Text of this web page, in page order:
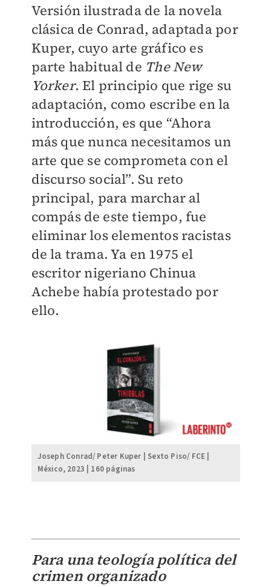
Versión ilustrada de la novela
clásica de Conrad, adaptada por
Kuper, cuyo arte gráfico es
parte habitual de The New
Yorker. El principio que rige su
adaptación, como escribe en la
introducción, es que “Ahora
más que nunca necesitamos un
arte que se comprometa con el
discurso social”. Su reto
principal, para marchar al
compás de este tiempo, fue
eliminar los elementos racistas
de la trama. Ya en 1975 el
escritor nigeriano Chinua
Achebe había protestado por
ello.
Joseph Conrad/ Peter Kuper | Sexto Piso/ FCE |
México, 2023 | 160 páginas
Para una teología política del
crimen organizado